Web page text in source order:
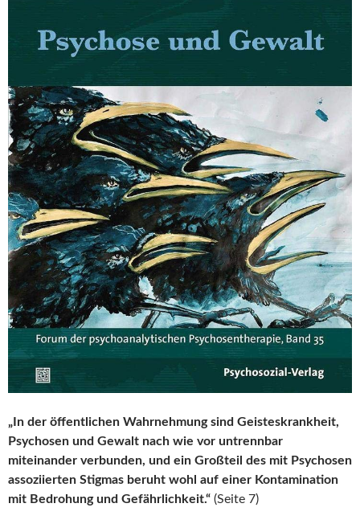
„In der öffentlichen Wahrnehmung sind Geisteskrankheit,
Psychosen und Gewalt nach wie vor untrennbar
miteinander verbunden, und ein Großteil des mit Psychosen
assoziierten Stigmas beruht wohl auf einer Kontamination
mit Bedrohung und Gefährlichkeit.“ (Seite 7)